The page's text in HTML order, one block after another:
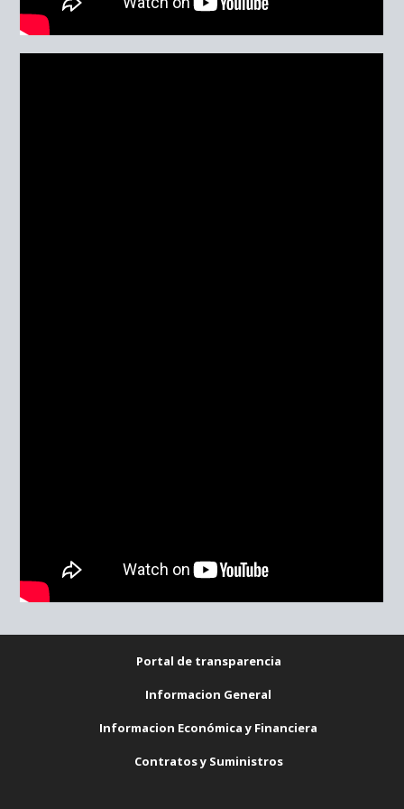
Portal de transparencia
Informacion General
Informacion Económica y Financiera
Contratos y Suministros